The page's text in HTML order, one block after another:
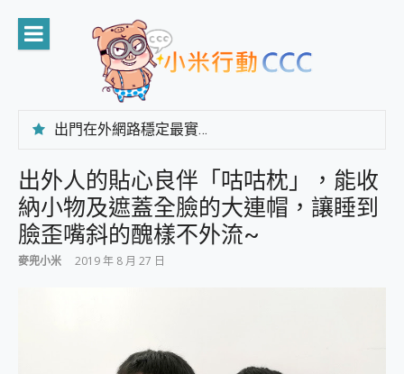
content
出門在外網路穩定最實在 「台灣大哥大」榮獲 4G/5G 在線率全球 NO.3 全台第一與全台六冠王實測心得，走到哪順到哪！
CP 值天花板~ Bongcom BS5 足球君開箱~ 短焦投影機 3千元就能擁有！ 折扣碼在這～
台灣製攝影機在這裡，100%全無線設計 SpotCam Solo Eco 太陽能防水雲端攝影機 SpotCam Solo 3 2.5K高畫質戶外攝影機 開箱 評測
電力超超超持久 MSI 微星 Prestige 14 AI+ D3MG-031TW 14吋 開箱評價，AI輕薄商務筆電 Copilot+ PC
出外人的貼心良伴「咕咕枕」，能收
納小物及遮蓋全臉的大連帽，讓睡到
臉歪嘴斜的醜樣不外流~
麥兜小米 2019 年 8 月 27 日